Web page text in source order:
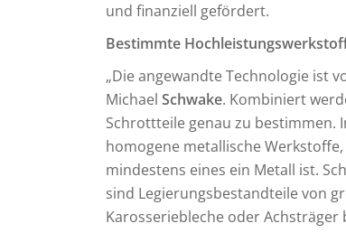
und finanziell gefördert.
Bestimmte
„Die angewandte Technologie ist
Michael Schwake. Kombiniert
Schrottteile genau zu bestimmen.
homogene metallische
mindestens eines ein Metall ist.
sind Legierungsbestandteile von
Karosseriebleche oder Achsträger